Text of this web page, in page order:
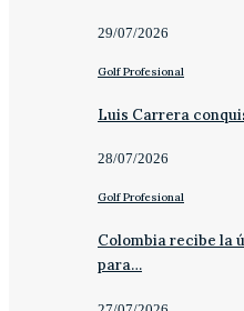
29/07/2026
Golf Profesional
Luis Carrera
28/07/2026
Golf Profesional
Colombia recibe la
para…